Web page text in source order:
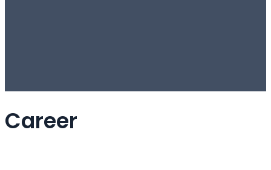
Career